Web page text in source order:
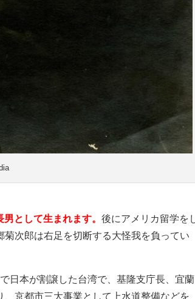
男として生まれます。後にアメリカ留学をし
次郎は右足を切断する大怪我を負ってい
日本が割譲した台湾で、基隆支庁長、宜蘭
京都市三大事業として上水道整備などを